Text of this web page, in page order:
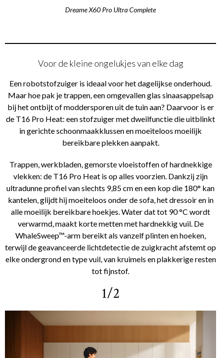
Dreame X60 Pro Ultra Complete
Voor de kleine ongelukjes van elke dag
Een robotstofzuiger is ideaal voor het dagelijkse onderhoud.
Maar hoe pak je trappen, een omgevallen glas sinaasappelsap
bij het ontbijt of moddersporen uit de tuin aan? Daarvoor is er
de T16 Pro Heat: een stofzuiger met dweilfunctie die uitblinkt
in gerichte schoonmaakklussen en moeiteloos moeilijk
bereikbare plekken aanpakt.
Trappen, werkbladen, gemorste vloeistoffen of hardnekkige
vlekken: de T16 Pro Heat is op alles voorzien. Dankzij zijn
ultradunne profiel van slechts 9,85 cm en een kop die 180° kan
kantelen, glijdt hij moeiteloos onder de sofa, het dressoir en in
alle moeilijk bereikbare hoekjes. Water dat tot 90 °C wordt
verwarmd, maakt korte metten met hardnekkig vuil. De
WhaleSweep™-arm bereikt als vanzelf plinten en hoeken,
terwijl de geavanceerde lichtdetectie de zuigkracht afstemt op
elke ondergrond en type vuil, van kruimels en plakkerige resten
tot fijnstof.
1/2